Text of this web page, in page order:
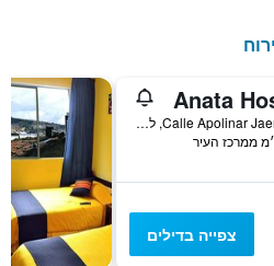
Anata
710 Calle Apolinar Jaen, לה פאז, בוליביה
צפייה בדילים